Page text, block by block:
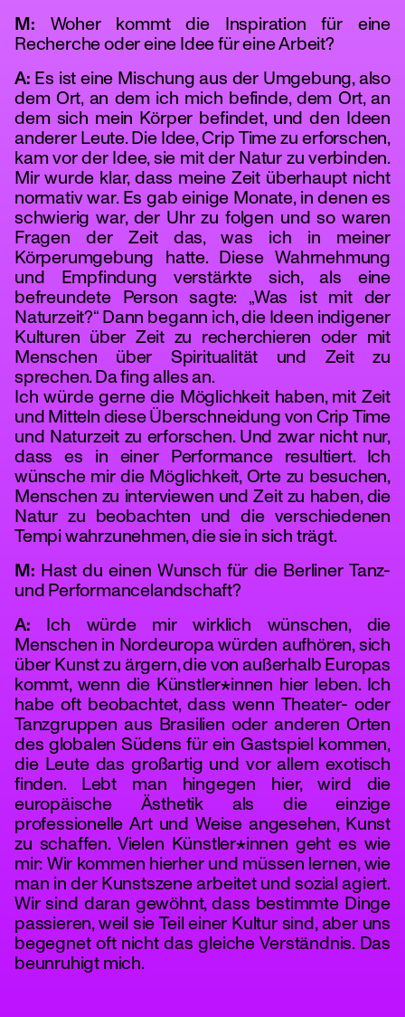
M: Woher kommt die Inspiration für eine
Recherche oder eine Idee für eine Arbeit?
A: Es ist eine Mischung aus der Umgebung, also
dem Ort, an dem ich mich befinde, dem Ort, an
dem sich mein Körper befindet, und den Ideen
anderer Leute. Die Idee, Crip Time zu erforschen,
kam vor der Idee, sie mit der Natur zu verbinden.
Mir wurde klar, dass meine Zeit überhaupt nicht
normativ war. Es gab einige Monate, in denen es
schwierig war, der Uhr zu folgen und so waren
Fragen der Zeit das, was ich in meiner
Körperumgebung hatte. Diese Wahrnehmung
und Empfindung verstärkte sich, als eine
befreundete Person sagte: „Was ist mit der
Naturzeit?“ Dann begann ich, die Ideen indigener
Kulturen über Zeit zu recherchieren oder mit
Menschen über Spiritualität und Zeit zu
sprechen. Da fing alles an.
Ich würde gerne die Möglichkeit haben, mit Zeit
und Mitteln diese Überschneidung von Crip Time
und Naturzeit zu erforschen. Und zwar nicht nur,
dass es in einer Performance resultiert. Ich
wünsche mir die Möglichkeit, Orte zu besuchen,
Menschen zu interviewen und Zeit zu haben, die
Natur zu beobachten und die verschiedenen
Tempi wahrzunehmen, die sie in sich trägt.
M: Hast du einen Wunsch für die Berliner Tanz-
und Performancelandschaft?
A: Ich würde mir wirklich wünschen, die
Menschen in Nordeuropa würden aufhören, sich
über Kunst zu ärgern, die von außerhalb Europas
kommt, wenn die Künstler*innen hier leben. Ich
habe oft beobachtet, dass wenn Theater- oder
Tanzgruppen aus Brasilien oder anderen Orten
des globalen Südens für ein Gastspiel kommen,
die Leute das großartig und vor allem exotisch
finden. Lebt man hingegen hier, wird die
europäische Ästhetik als die einzige
professionelle Art und Weise angesehen, Kunst
zu schaffen. Vielen Künstler*innen geht es wie
mir: Wir kommen hierher und müssen lernen, wie
man in der Kunstszene arbeitet und sozial agiert.
Wir sind daran gewöhnt, dass bestimmte Dinge
passieren, weil sie Teil einer Kultur sind, aber uns
begegnet oft nicht das gleiche Verständnis. Das
beunruhigt mich.